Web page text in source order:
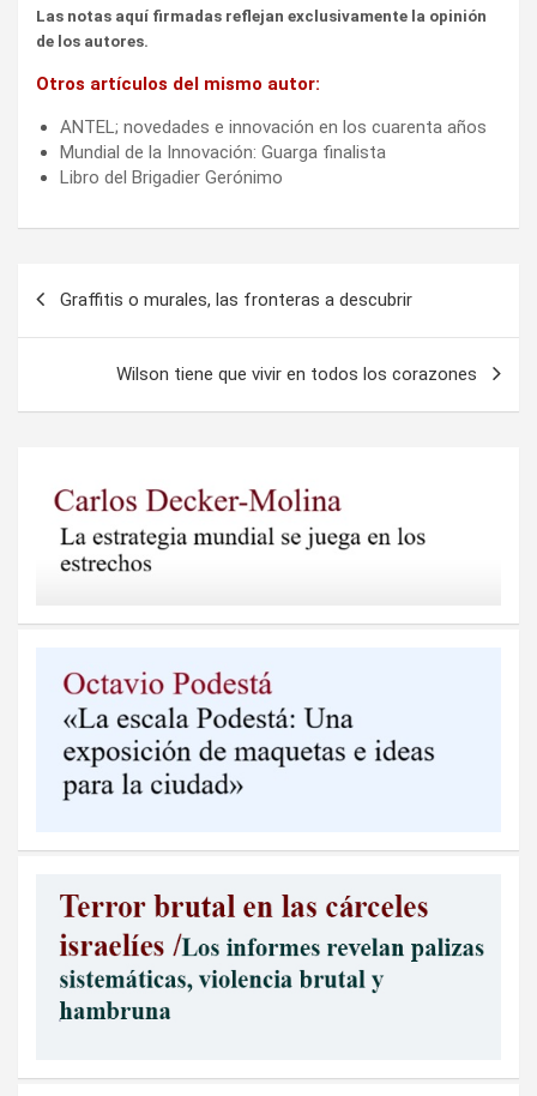
Las notas aquí firmadas reflejan exclusivamente la opinión
de los autores.
Otros artículos del mismo autor:
ANTEL; novedades e innovación en los cuarenta años
Mundial de la Innovación: Guarga finalista
Libro del Brigadier Gerónimo
entradas
Graffitis o murales, las fronteras a descubrir
Wilson tiene que vivir en todos los corazones